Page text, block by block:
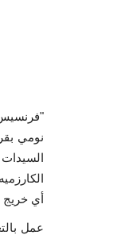
أي خريج